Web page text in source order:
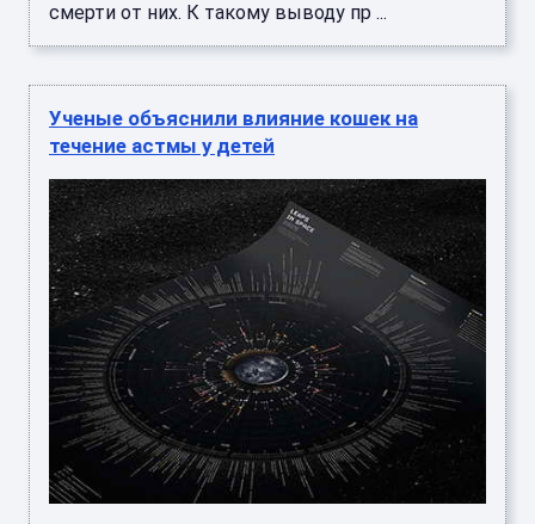
смерти от них. К такому выводу пр ...
Ученые объяснили влияние кошек на
течение астмы у детей